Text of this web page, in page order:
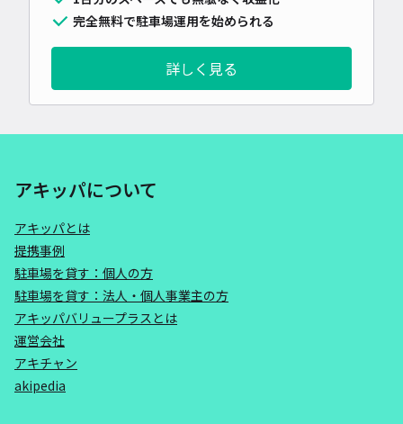
完全無料で駐車場運用を始められる
詳しく見る
アキッパについて
アキッパとは
提携事例
駐車場を貸す：個人の方
駐車場を貸す：法人・個人事業主の方
アキッパバリュープラスとは
運営会社
アキチャン
akipedia